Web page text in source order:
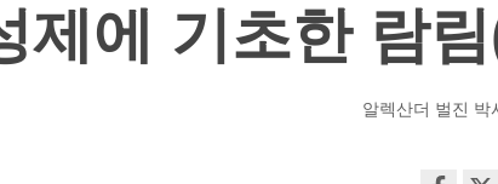
제에 기초한 람
알렉산더 벌진 박